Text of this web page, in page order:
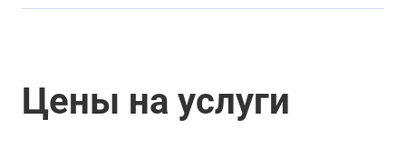
Цены на услуги